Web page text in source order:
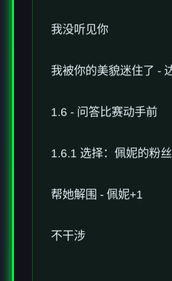
我没听见你
我被你的美貌迷住了 -
1.6 - 问答比赛动手前
1.6.1 选择：佩妮的粉
帮她解围 - 佩妮+1
不干涉